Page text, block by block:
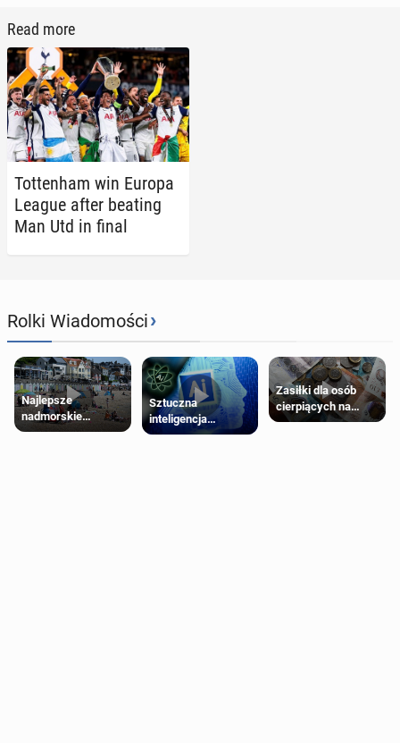
Read more
Tot­ten­ham win Europa
League after beating
Man Utd in final
Rolki Wiadomości›
Najlepsze
nadmorskie
miasteczko blisko
Sztuczna
inteligencja
próbowała oszukać
Zasiłki dla osób
cierpiących na
schorzenia